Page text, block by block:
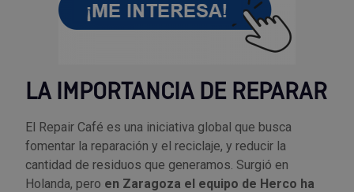
LA IMPORTANCIA DE REPARAR
El Repair Café es una iniciativa global que busca
fomentar la reparación y el reciclaje, y reducir la
cantidad de residuos que generamos. Surgió en
Holanda, pero en Zaragoza el equipo de Herco ha